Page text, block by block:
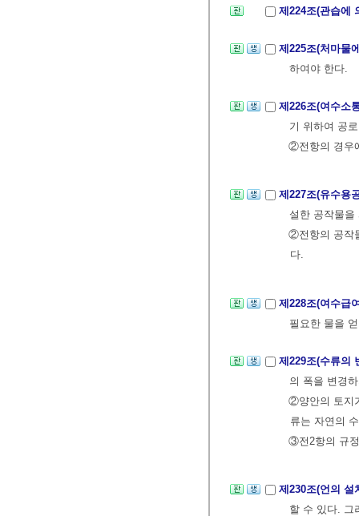
제224조(관습에
제225조(처마물
하여야 한다.
제226조(여수소
기 위하여 공
②전항의 경우
제227조(유수용
설한 공작물
②전항의 공작
다.
제228조(여수급
필요한 물을
제229조(수류의
의 폭을 변경
②양안의 토지
류는 자연의
③전2항의 규
제230조(언의
할 수 있다. 그